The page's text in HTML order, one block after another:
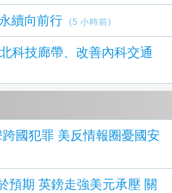
續向前行 (5 小時前)
科技廊帶、改善內科交通
國犯罪 美反情報圈憂國安
預期 英鎊走強美元承壓 關